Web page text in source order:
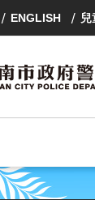
ENGLISH 兒